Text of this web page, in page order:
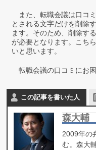
また、転職会議は口コ
とされる文字だけを削除
ます。そのため、削除す
が必要となります。こち
いと思います。
転職会議の口コミにお
この記事を書いた人
森大輔
2009年の
む。森大